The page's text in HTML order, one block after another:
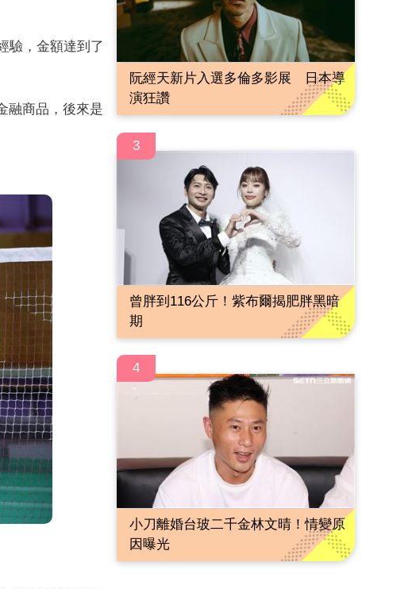
驗，金額達到了
融商品，後來是
阮經天新片入選多倫多影展 日本導
演狂讚
3
曾胖到116公斤！紫布爾揭肥胖黑暗
期
4
小刀離婚台玻二千金林文晴！情變原
因曝光